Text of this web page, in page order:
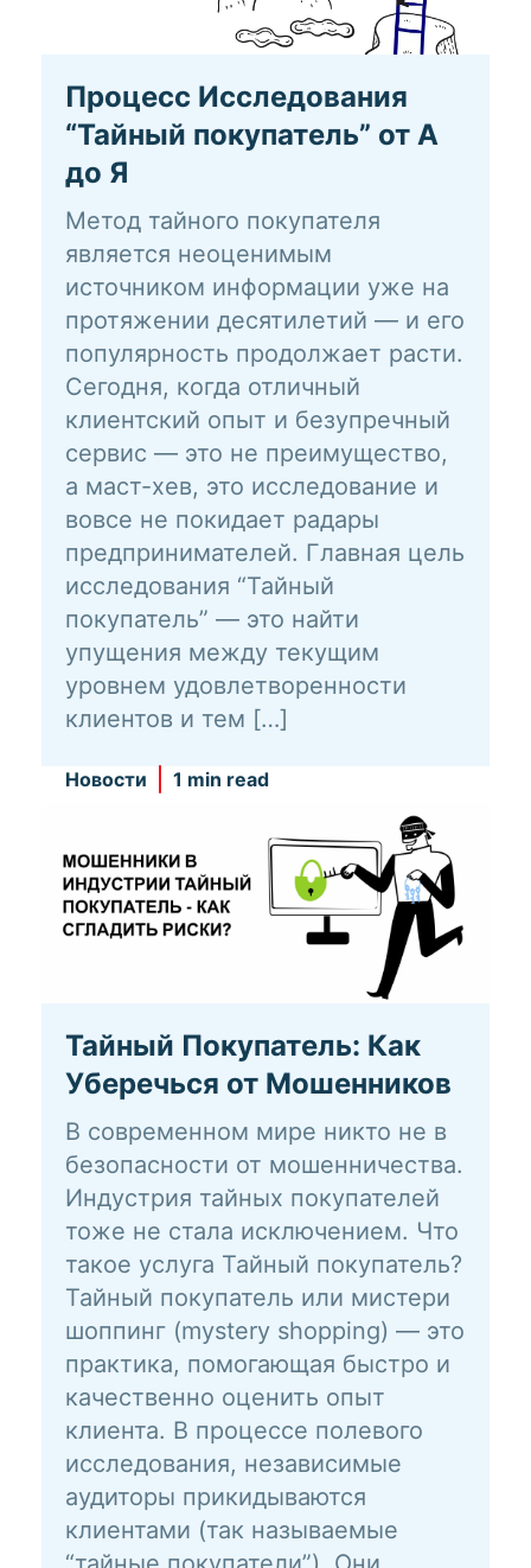
Процесс Исследования
“Тайный покупатель” от А
до Я
Метод тайного покупателя
является неоценимым
источником информации уже на
протяжении десятилетий — и его
популярность продолжает расти.
Сегодня, когда отличный
клиентский опыт и безупречный
сервис — это не преимущество,
а маст-хев, это исследование и
вовсе не покидает радары
предпринимателей. Главная цель
исследования “Тайный
покупатель” — это найти
упущения между текущим
уровнем удовлетворенности
клиентов и тем […]
Новости 1 min read
Тайный Покупатель: Как
Уберечься от Мошенников
В современном мире никто не в
безопасности от мошенничества.
Индустрия тайных покупателей
тоже не стала исключением. Что
такое услуга Тайный покупатель?
Тайный покупатель или мистери
шоппинг (mystery shopping) — это
практика, помогающая быстро и
качественно оценить опыт
клиента. В процессе полевого
исследования, независимые
аудиторы прикидываются
клиентами (так называемые